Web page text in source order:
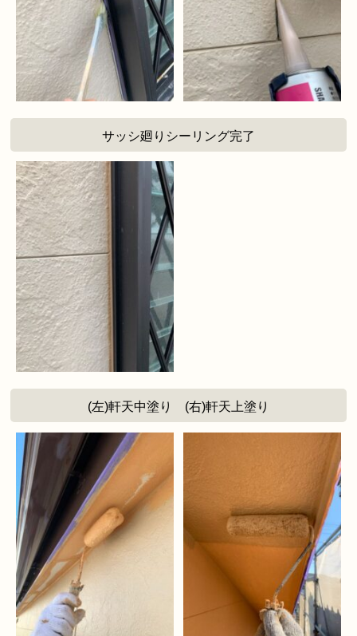
サッシ廻りシーリング完了
(左)軒天中塗り (右)軒天上塗り